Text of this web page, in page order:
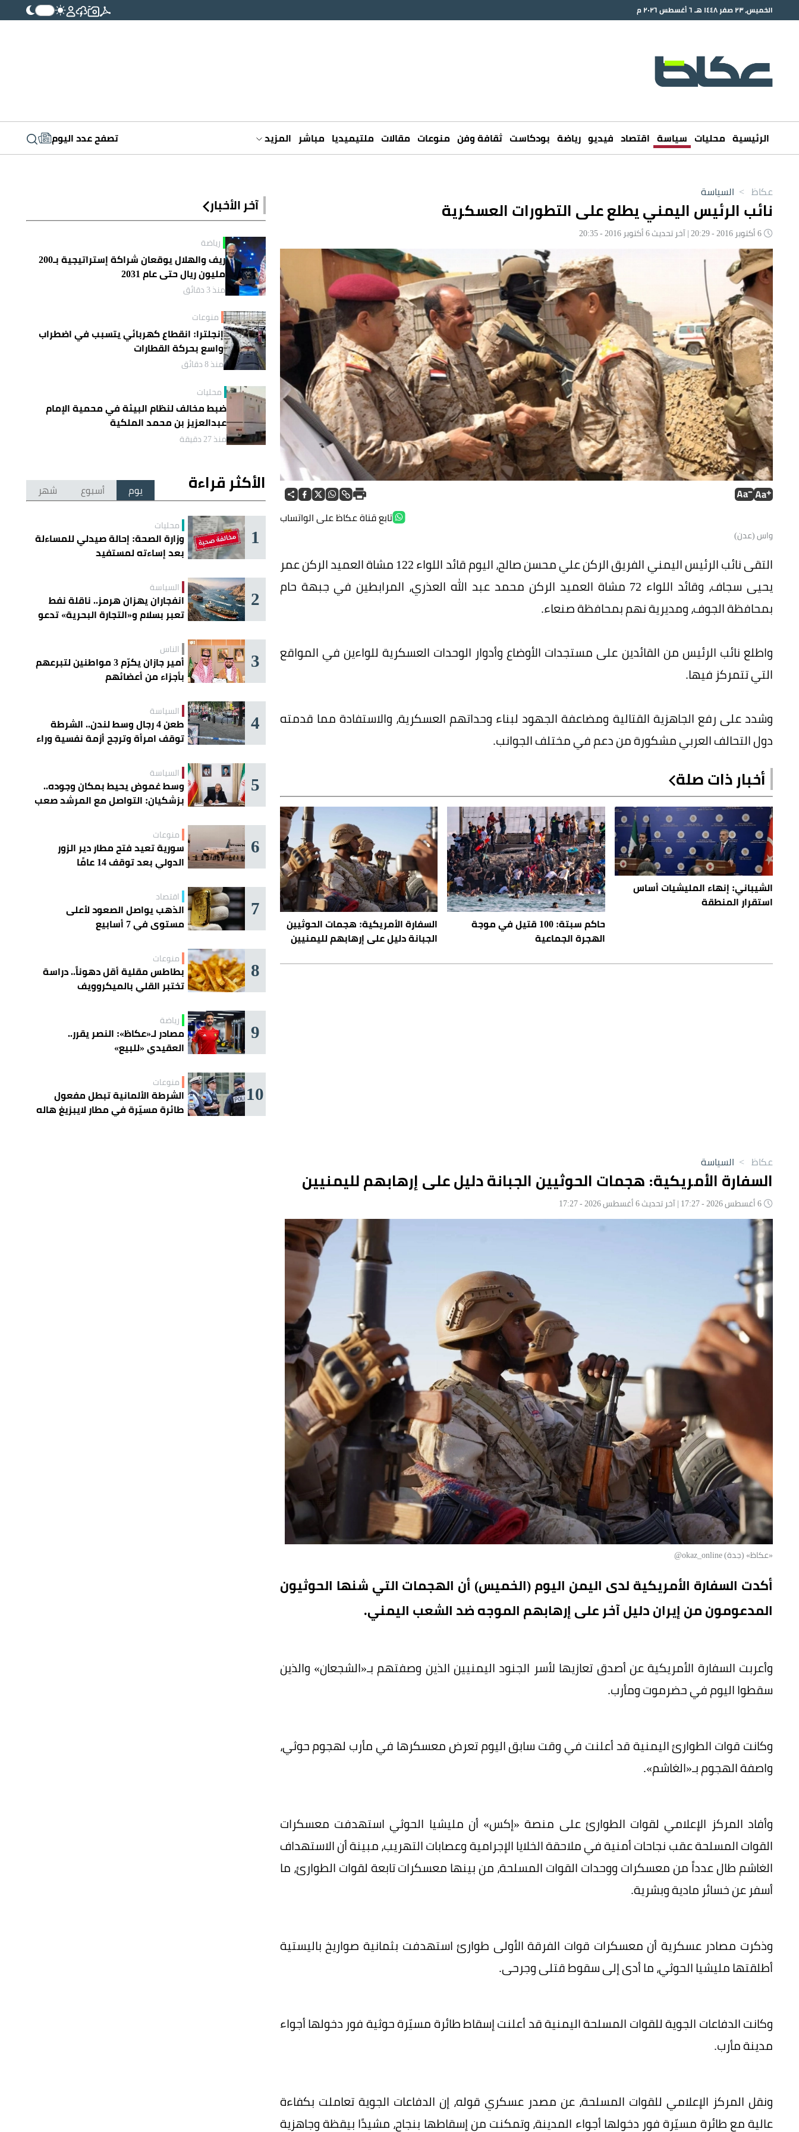
الخميس، ٢٣ صفر ١٤٤٨ هـ ٦ أغسطس ٢٠٢٦ م
الرئيسية محليات سياسة اقتصاد فيديو رياضة بودكاست ثقافة وفن منوعات مقالات ملتيميديا مباشر المزيد تصفح عدد اليوم
عكاظ > السياسة
نائب الرئيس اليمني يطلع على التطورات العسكرية
تابع قناة عكاظ على الواتساب
واس (عدن)
التقى نائب الرئيس اليمني الفريق الركن علي محسن صالح، اليوم قائد اللواء 122 مشاة العميد الركن عمر
يحيى سجاف، وقائد اللواء 72 مشاة العميد الركن محمد عبد الله العذري، المرابطين في جبهة حام
بمحافظة الجوف، ومديرية نهم بمحافظة صنعاء.
واطلع نائب الرئيس من القائدين على مستجدات الأوضاع وأدوار الوحدات العسكرية للواءين في المواقع
التي تتمركز فيها.
وشدد على رفع الجاهزية القتالية ومضاعفة الجهود لبناء وحداتهم العسكرية، والاستفادة مما قدمته
دول التحالف العربي مشكورة من دعم في مختلف الجوانب.
أخبار ذات صلة
الشيباني: إنهاء المليشيات أساس
استقرار المنطقة
حاكم سبتة: 100 قتيل في موجة
الهجرة الجماعية
السفارة الأمريكية: هجمات الحوثيين
الجبانة دليل على إرهابهم لليمنيين
آخر الأخبار
رياضة
ريف والهلال يوقعان شراكة إستراتيجية بـ200
مليون ريال حتى عام 2031
منذ 3 دقائق
منوعات
إنجلترا: انقطاع كهربائي يتسبب في اضطراب
واسع بحركة القطارات
منذ 8 دقائق
محليات
ضبط مخالف لنظام البيئة في محمية الإمام
عبدالعزيز بن محمد الملكية
منذ 27 دقيقة
الأكثر قراءة يوم أسبوع شهر
1 محليات
وزارة الصحة: إحالة صيدلي للمساءلة
بعد إساءته لمستفيد
2 السياسة
انفجاران يهزان هرمز.. ناقلة نفط
تعبر بسلام و«التجارة البحرية» تدعو
3 الناس
أمير جازان يكرّم 3 مواطنين لتبرعهم
بأجزاء من أعضائهم
4 السياسة
طعن 4 رجال وسط لندن.. الشرطة
توقف امرأة وترجح أزمة نفسية وراء
5 السياسة
وسط غموض يحيط بمكان وجوده..
بزشكيان: التواصل مع المرشد صعب
6 منوعات
سورية تعيد فتح مطار دير الزور
الدولي بعد توقف 14 عامًا
7 اقتصاد
الذهب يواصل الصعود لأعلى
مستوى في 7 أسابيع
8 منوعات
بطاطس مقلية أقل دهوناً.. دراسة
تختبر القلي بالميكروويف
9 رياضة
مصادر لـ«عكاظ»: النصر يقرر..
العقيدي «للبيع»
10 منوعات
الشرطة الألمانية تبطل مفعول
طائرة مسيّرة في مطار لايبزيغ هاله
عكاظ > السياسة
السفارة الأمريكية: هجمات الحوثيين الجبانة دليل على إرهابهم لليمنيين
«عكاظ» (جدة) okaz_online@
أكدت السفارة الأمريكية لدى اليمن اليوم (الخميس) أن الهجمات التي شنها الحوثيون
المدعومون من إيران دليل آخر على إرهابهم الموجه ضد الشعب اليمني.
وأعربت السفارة الأمريكية عن أصدق تعازيها لأسر الجنود اليمنيين الذين وصفتهم بـ«الشجعان» والذين
سقطوا اليوم في حضرموت ومأرب.
وكانت قوات الطوارئ اليمنية قد أعلنت في وقت سابق اليوم تعرض معسكرها في مأرب لهجوم حوثي،
واصفة الهجوم بـ«الغاشم».
وأفاد المركز الإعلامي لقوات الطوارئ على منصة «إكس» أن مليشيا الحوثي استهدفت معسكرات
القوات المسلحة عقب نجاحات أمنية في ملاحقة الخلايا الإجرامية وعصابات التهريب، مبينة أن الاستهداف
الغاشم طال عدداً من معسكرات ووحدات القوات المسلحة، من بينها معسكرات تابعة لقوات الطوارئ، ما
أسفر عن خسائر مادية وبشرية.
وذكرت مصادر عسكرية أن معسكرات قوات الفرقة الأولى طوارئ استهدفت بثمانية صواريخ باليستية
أطلقتها مليشيا الحوثي، ما أدى إلى سقوط قتلى وجرحى.
وكانت الدفاعات الجوية للقوات المسلحة اليمنية قد أعلنت إسقاط طائرة مسيّرة حوثية فور دخولها أجواء
مدينة مأرب.
ونقل المركز الإعلامي للقوات المسلحة، عن مصدر عسكري قوله، إن الدفاعات الجوية تعاملت بكفاءة
عالية مع طائرة مسيّرة فور دخولها أجواء المدينة، وتمكنت من إسقاطها بنجاح، مشيدًا بيقظة وجاهزية